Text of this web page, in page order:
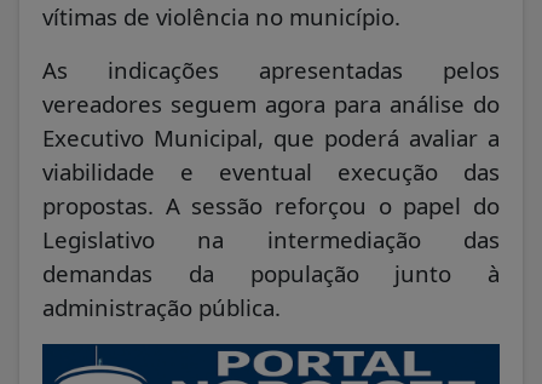
vítimas de violência no município.
As indicações apresentadas pelos
vereadores seguem agora para análise do
Executivo Municipal, que poderá avaliar a
viabilidade e eventual execução das
propostas. A sessão reforçou o papel do
Legislativo na intermediação das
demandas da população junto à
administração pública.